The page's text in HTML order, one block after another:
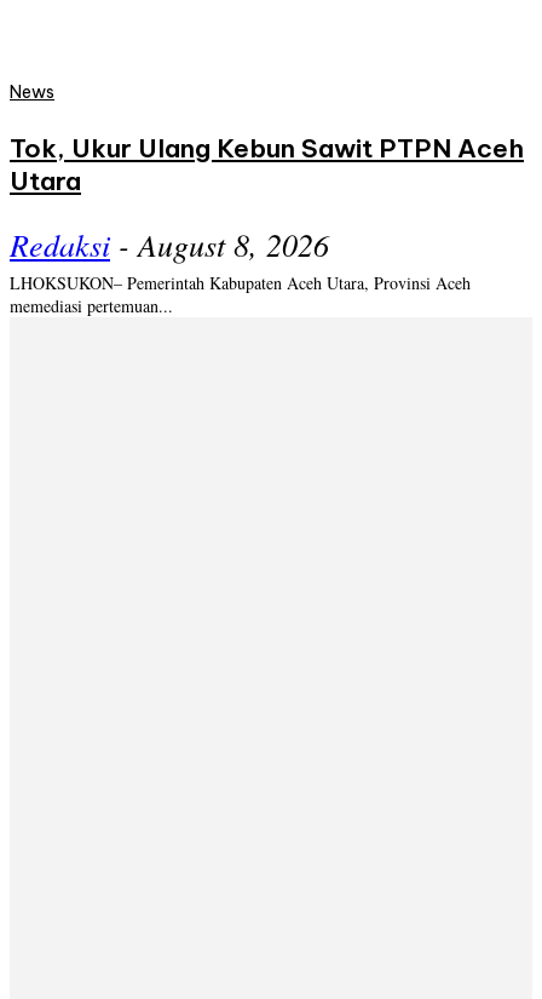
News
Tok, Ukur Ulang Kebun Sawit PTPN Aceh
Utara
Redaksi - August 8, 2026
LHOKSUKON– Pemerintah Kabupaten Aceh Utara, Provinsi Aceh
memediasi pertemuan...